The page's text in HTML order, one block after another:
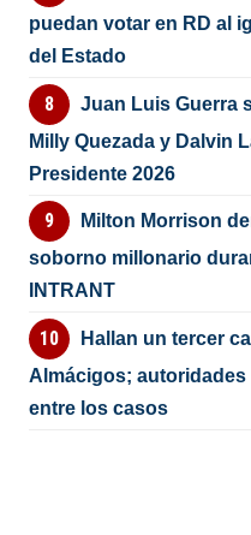
puedan votar en RD al
del Estado
Juan Luis Guerra
Milly Quezada y Dalvin
Presidente 2026
Milton Morrison
soborno millonario
INTRANT
Hallan un tercer
Almácigos;
entre los casos